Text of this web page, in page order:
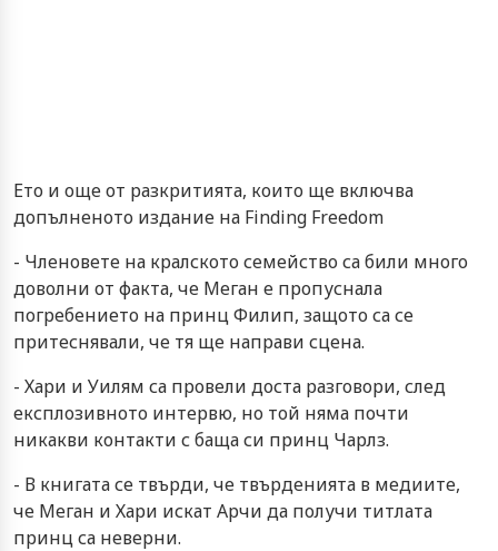
Ето и още от разкритията, които ще включва
допълненото издание на Finding Freedom
- Членовете на кралското семейство са били много
доволни от факта, че Меган е пропуснала
погребението на принц Филип, защото са се
притеснявали, че тя ще направи сцена.
- Хари и Уилям са провели доста разговори, след
експлозивното интервю, но той няма почти
никакви контакти с баща си принц Чарлз.
- В книгата се твърди, че твърденията в медиите,
че Меган и Хари искат Арчи да получи титлата
принц са неверни.